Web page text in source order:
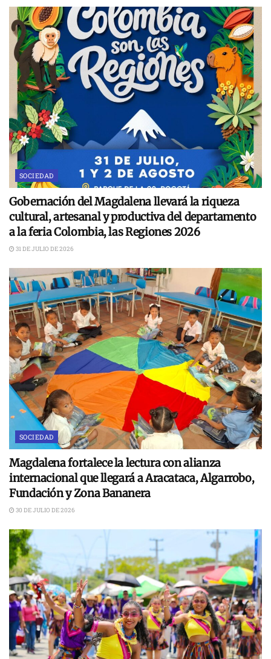
SOCIEDAD
Gobernación del Magdalena llevará la riqueza
cultural, artesanal y productiva del departamento
a la feria Colombia, las Regiones 2026
31 DE JULIO DE 2026
SOCIEDAD
Magdalena fortalece la lectura con alianza
internacional que llegará a Aracataca, Algarrobo,
Fundación y Zona Bananera
30 DE JULIO DE 2026